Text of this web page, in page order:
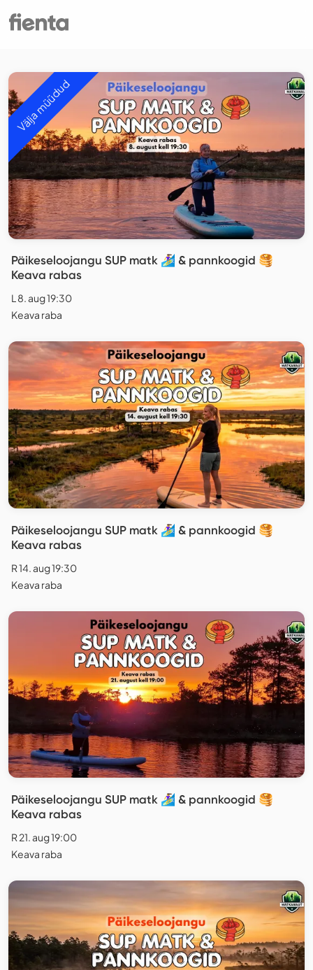
Välja müüdud
Päikeseloojangu SUP matk 🏄‍♀️ & pannkoogid 🥞
Keava rabas
L 8. aug 19:30
Keava raba
Päikeseloojangu SUP matk 🏄‍♀️ & pannkoogid 🥞
Keava rabas
R 14. aug 19:30
Keava raba
Päikeseloojangu SUP matk 🏄‍♀️ & pannkoogid 🥞
Keava rabas
R 21. aug 19:00
Keava raba